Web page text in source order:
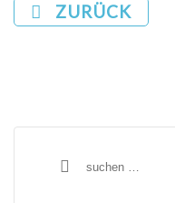
ZURÜCK